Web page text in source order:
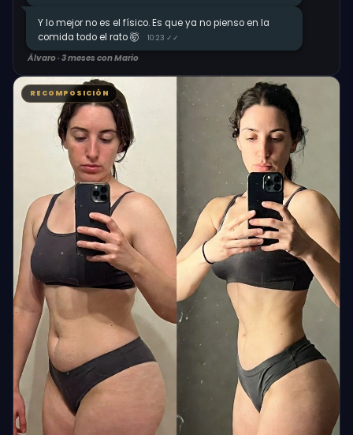
Y lo mejor no es el físico. Es que ya no pienso en la
comida todo el rato 🤯
10:23 ✓✓
Álvaro · 3 meses con Mario
RECOMPOSICIÓN